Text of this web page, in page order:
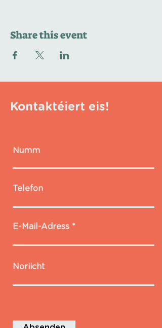
Share this event
Kontaktéiert eis!
Numm
Telefon
E-Mail-Adress
Noriicht